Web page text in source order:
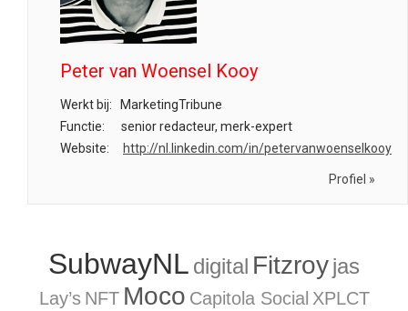
Peter van Woensel Kooy
Werkt bij:
MarketingTribune
Functie:
senior redacteur, merk-expert
Website:
http://nl.linkedin.com/in/petervanwoenselkooy
Profiel »
SubwayNL digital Fitzroyjas
Lay’s NFT Moco Capitola Social XPLCT